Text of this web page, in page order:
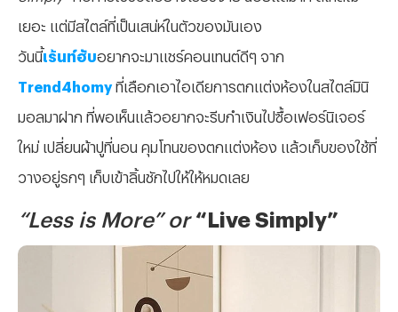
เยอะ แต่มีสไตล์ที่เป็นเสน่ห์ในตัวของมันเอง
วันนี้เร้นท์ฮับอยากจะมาแชร์คอนเทนต์ดีๆ จาก
Trend4homyที่เลือกเอาไอเดียการตกแต่งห้องในสไตล์มินิ
มอลมาฝาก ที่พอเห็นแล้วอยากจะรีบกำเงินไปซื้อเฟอร์นิเจอร์
ใหม่ เปลี่ยนผ้าปูที่นอน คุมโทนของตกแต่งห้อง แล้วเก็บของใช้ที่
วางอยู่รกๆ เก็บเข้าลิ้นชักไปให้ให้หมดเลย
“Less is More” or “Live Simply”